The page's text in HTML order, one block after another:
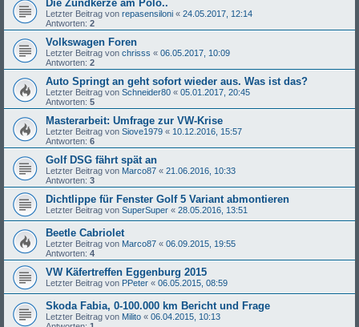
Die Zündkerze am Polo..
Letzter Beitrag von repasensiloni « 24.05.2017, 12:14
Antworten: 2
Volkswagen Foren
Letzter Beitrag von chrisss « 06.05.2017, 10:09
Antworten: 2
Auto Springt an geht sofort wieder aus. Was ist das?
Letzter Beitrag von Schneider80 « 05.01.2017, 20:45
Antworten: 5
Masterarbeit: Umfrage zur VW-Krise
Letzter Beitrag von Siove1979 « 10.12.2016, 15:57
Antworten: 6
Golf DSG fährt spät an
Letzter Beitrag von Marco87 « 21.06.2016, 10:33
Antworten: 3
Dichtlippe für Fenster Golf 5 Variant abmontieren
Letzter Beitrag von SuperSuper « 28.05.2016, 13:51
Beetle Cabriolet
Letzter Beitrag von Marco87 « 06.09.2015, 19:55
Antworten: 4
VW Käfertreffen Eggenburg 2015
Letzter Beitrag von PPeter « 06.05.2015, 08:59
Skoda Fabia, 0-100.000 km Bericht und Frage
Letzter Beitrag von Milito « 06.04.2015, 10:13